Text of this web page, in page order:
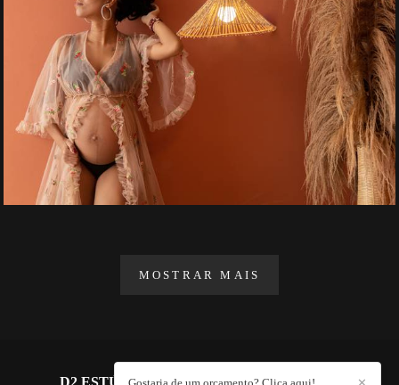
MOSTRAR MAIS
D2 ESTÚDIO FOTOGRÁFICO/CONTATO